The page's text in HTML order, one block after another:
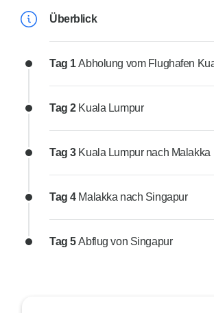
Überblick
Tag 1Abholung vom Flughafen
Tag 2 Kuala Lumpur
Tag 3 Kuala Lumpur nach Malakka
Tag 4 Malakka nach Singapur
Tag 5Abflug von Singapur